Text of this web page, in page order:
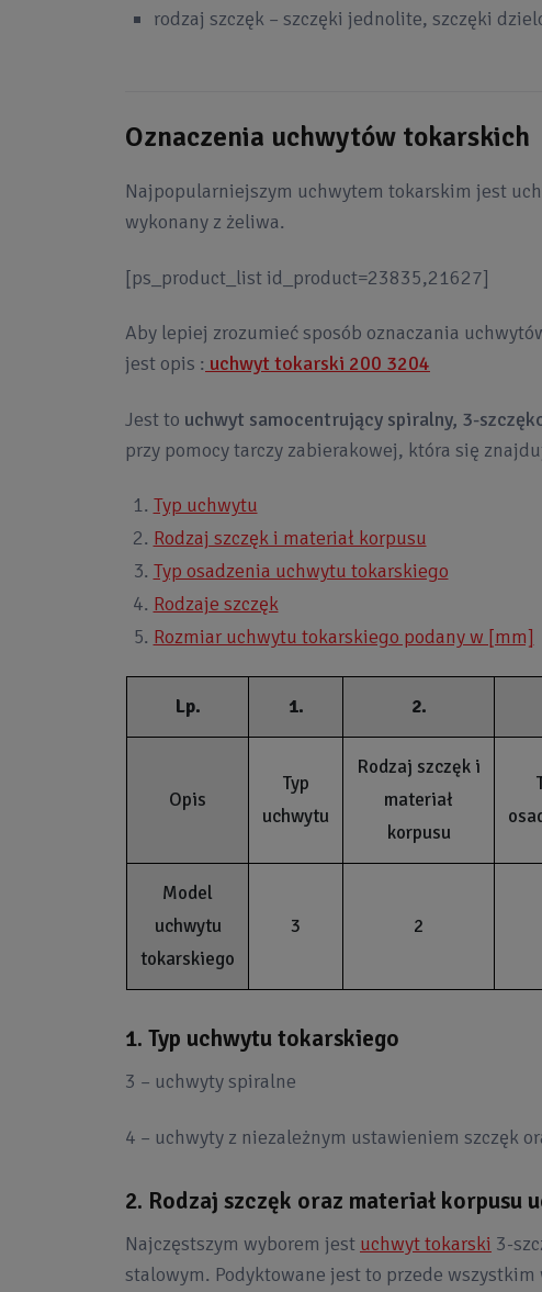
rodzaj szczęk – szczęki jednolite, szczęki
Oznaczenia uchwytów tokarskich
Najpopularniejszym uchwytem tokarskim jest
wykonany z żeliwa.
[ps_product_list id_product=23835,21627]
Aby lepiej zrozumieć sposób oznaczania
jest opis : uchwyt tokarski 200 3204
Jest to uchwyt samocentrujący spiralny, 3-
przy pomocy tarczy zabierakowej, która się
Typ uchwytu
Rodzaj szczęk i materiał korpusu
Typ osadzenia uchwytu tokarskiego
Rodzaje szczęk
Rozmiar uchwytu tokarskiego podany w [mm]
Lp. 1. 2.
Opis
Typ
uchwytu
Rodzaj szczęk i
materiał
korpusu
Model
uchwytu
tokarskiego
3 2
1. Typ uchwytu tokarskiego
3 – uchwyty spiralne
4 – uchwyty z niezależnym ustawieniem szczęk
2. Rodzaj szczęk oraz materiał korpusu
Najczęstszym wyborem jest uchwyt tokarski 3-
stalowym. Podyktowane jest to przede